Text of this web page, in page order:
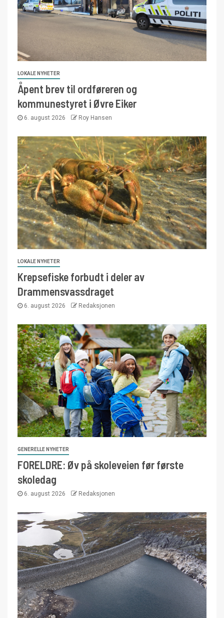
LOKALE NYHETER
Åpent brev til ordføreren og
kommunestyret i Øvre Eiker
6. august 2026 Roy Hansen
LOKALE NYHETER
Krepsefiske forbudt i deler av
Drammensvassdraget
6. august 2026 Redaksjonen
GENERELLE NYHETER
FORELDRE: Øv på skoleveien før første
skoledag
6. august 2026 Redaksjonen